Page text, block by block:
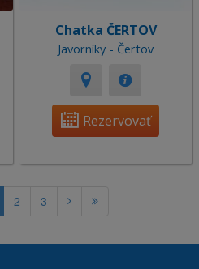
Chatka ČERTOV
Javorníky - Čertov
Rezervovať
2 3